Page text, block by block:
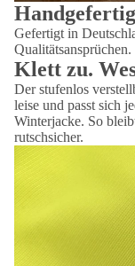
Gefertigt in
Qualitätsansprüchen.
Klett zu.
Der stufenlos
leise und passt sich
Winterjacke. So
rutschsicher.